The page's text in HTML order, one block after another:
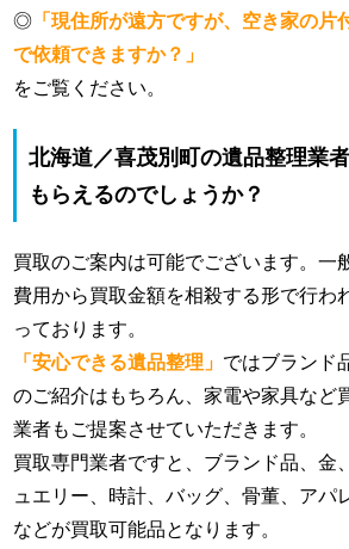
◎ 「現住所が遠方ですが、空き家の片
で依頼できますか？」
をご覧ください。
北海道／喜茂別町の遺品整理業
もらえるのでしょうか？
買取のご案内は可能でございます。一
費用から買取金額を相殺する形で行わ
っております。
「安心できる遺品整理」 ではブランド
のご紹介はもちろん、家電や家具など
業者もご提案させていただきます。
買取専門業者ですと、ブランド品、金
ュエリー、時計、バッグ、骨董、アパ
などが買取可能品となります。